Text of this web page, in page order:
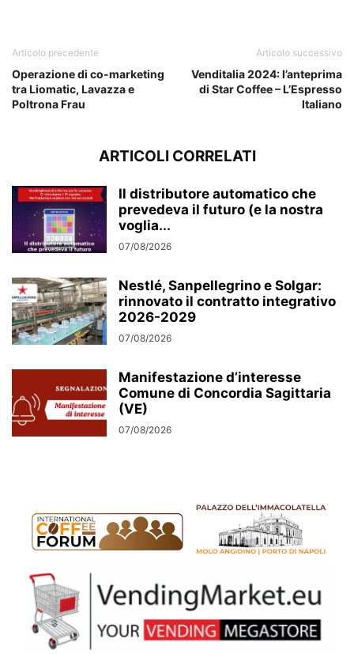
Articolo precedente
Operazione di co-marketing
tra Liomatic, Lavazza e
Poltrona Frau
Articolo successivo
Venditalia 2024: l’anteprima
di Star Coffee – L’Espresso
Italiano
ARTICOLI CORRELATI
Il distributore automatico che
prevedeva il futuro (e la nostra
voglia...
07/08/2026
Nestlé, Sanpellegrino e Solgar:
rinnovato il contratto integrativo
2026-2029
07/08/2026
Manifestazione d’interesse
Comune di Concordia Sagittaria
(VE)
07/08/2026